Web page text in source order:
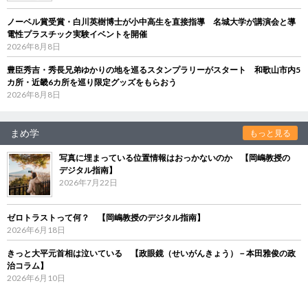
ノーベル賞受賞・白川英樹博士が小中高生を直接指導 名城大学が講演会と導
電性プラスチック実験イベントを開催
2026年8月8日
豊臣秀吉・秀長兄弟ゆかりの地を巡るスタンプラリーがスタート 和歌山市内5
カ所・近畿6カ所を巡り限定グッズをもらおう
2026年8月8日
まめ学 もっと見る
写真に埋まっている位置情報はおっかないのか 【岡嶋教授の
デジタル指南】
2026年7月22日
ゼロトラストって何？ 【岡嶋教授のデジタル指南】
2026年6月18日
きっと大平元首相は泣いている 【政眼鏡（せいがんきょう）－本田雅俊の政
治コラム】
2026年6月10日